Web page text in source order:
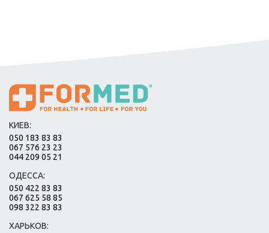
КИЕВ:
050 183 83 83
067 576 23 23
044 209 05 21
ОДЕССА:
050 422 83 83
067 625 58 85
098 322 83 83
ХАРЬКОВ: